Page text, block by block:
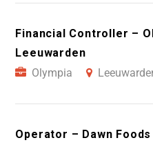
Financial Controller –
Leeuwarden
Olympia
Operator – Dawn